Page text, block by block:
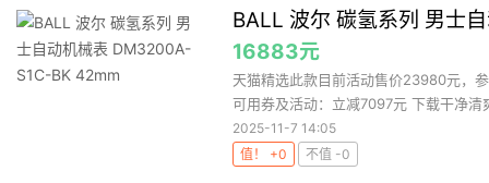
BALL 波尔 碳氢系列 男士
16883元
天猫精选此款目前活动售价23980元，
可用券及活动：立减7097元 下载干净清
2025-11-7 14:05
值！ +0
不值 -0